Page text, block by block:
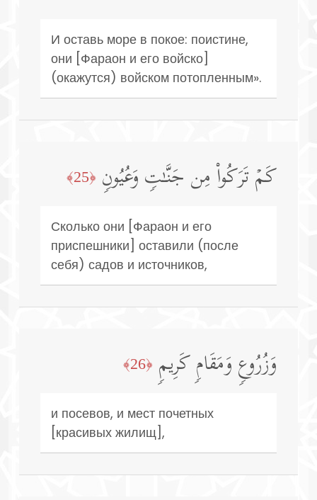
И оставь море в покое: поистине,
они [Фараон и его войско]
(окажутся) войском потопленным».
كَمۡ تَرَكُوا۟ مِن جَنَّـٰتࣲ وَعُیُونࣲ ﴿25﴾
Сколько они [Фараон и его
приспешники] оставили (после
себя) садов и источников,
وَزُرُوعࣲ وَمَقَامࣲ كَرِیمࣲ ﴿26﴾
и посевов, и мест почетных
[красивых жилищ],